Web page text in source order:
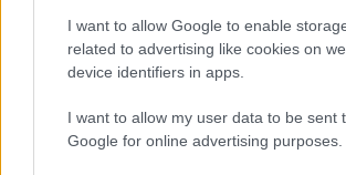
I want to allow Google to enable
related to advertising like cookies on
device identifiers in apps.
I want to allow my user data to be sent
Google for online advertising purposes.
egyetemek működését, megalapozva az
szabadságát. Kidolgozta a bevett
megállapító 1848/XX. számú törvény
görögkeleti egyházakat. Eötvös 1848